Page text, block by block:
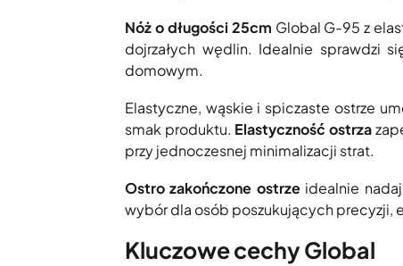
Nóż o długości 25cm Global G-95 z
dojrzałych wędlin. Idealnie sprawdzi
domowym.
Elastyczne, wąskie i spiczaste ostrze
smak produktu. Elastyczność ostrza
przy jednoczesnej minimalizacji strat.
Ostro zakończone ostrzeidealnie
wybór dla osób poszukujących precyzji,
Kluczowe cechy Global